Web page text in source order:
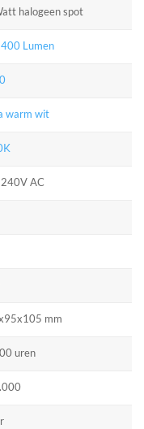
halogeen spot
Lumen
warm wit
AC
mm
uren